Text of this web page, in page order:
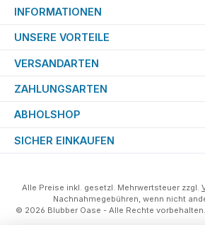
INFORMATIONEN
UNSERE VORTEILE
VERSANDARTEN
ZAHLUNGSARTEN
ABHOLSHOP
SICHER EINKAUFEN
Alle Preise inkl. gesetzl. Mehrwertsteuer zzgl.
Nachnahmegebühren, wenn nicht
© 2026 Blubber Oase - Alle Rechte